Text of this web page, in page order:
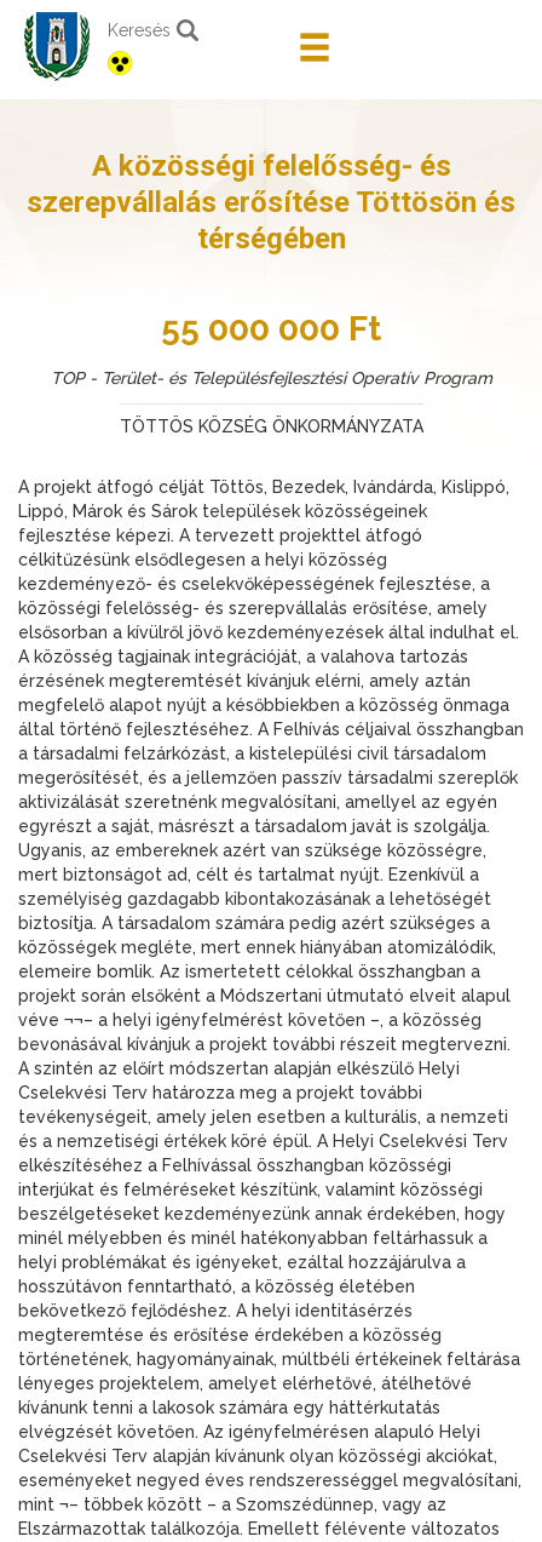
Keresés
A közösségi felelősség- és
szerepvállalás erősítése Töttösön és
térségében
55 000 000 Ft
TOP - Terület- és Településfejlesztési Operatív Program
TÖTTÖS KÖZSÉG ÖNKORMÁNYZATA
A projekt átfogó célját Töttös, Bezedek, Ivándárda, Kislippó,
Lippó, Márok és Sárok települések közösségeinek
fejlesztése képezi. A tervezett projekttel átfogó
célkitűzésünk elsődlegesen a helyi közösség
kezdeményező- és cselekvőképességének fejlesztése, a
közösségi felelősség- és szerepvállalás erősítése, amely
elsősorban a kívülről jövő kezdeményezések által indulhat el.
A közösség tagjainak integrációját, a valahova tartozás
érzésének megteremtését kívánjuk elérni, amely aztán
megfelelő alapot nyújt a későbbiekben a közösség önmaga
által történő fejlesztéséhez. A Felhívás céljaival összhangban
a társadalmi felzárkózást, a kistelepülési civil társadalom
megerősítését, és a jellemzően passzív társadalmi szereplők
aktivizálását szeretnénk megvalósítani, amellyel az egyén
egyrészt a saját, másrészt a társadalom javát is szolgálja.
Ugyanis, az embereknek azért van szüksége közösségre,
mert biztonságot ad, célt és tartalmat nyújt. Ezenkívül a
személyiség gazdagabb kibontakozásának a lehetőségét
biztosítja. A társadalom számára pedig azért szükséges a
közösségek megléte, mert ennek hiányában atomizálódik,
elemeire bomlik. Az ismertetett célokkal összhangban a
projekt során elsőként a Módszertani útmutató elveit alapul
véve ¬¬– a helyi igényfelmérést követően –, a közösség
bevonásával kívánjuk a projekt további részeit megtervezni.
A szintén az előírt módszertan alapján elkészülő Helyi
Cselekvési Terv határozza meg a projekt további
tevékenységeit, amely jelen esetben a kulturális, a nemzeti
és a nemzetiségi értékek köré épül. A Helyi Cselekvési Terv
elkészítéséhez a Felhívással összhangban közösségi
interjúkat és felméréseket készítünk, valamint közösségi
beszélgetéseket kezdeményezünk annak érdekében, hogy
minél mélyebben és minél hatékonyabban feltárhassuk a
helyi problémákat és igényeket, ezáltal hozzájárulva a
hosszútávon fenntartható, a közösség életében
bekövetkező fejlődéshez. A helyi identitásérzés
megteremtése és erősítése érdekében a közösség
történetének, hagyományainak, múltbéli értékeinek feltárása
lényeges projektelem, amelyet elérhetővé, átélhetővé
kívánunk tenni a lakosok számára egy háttérkutatás
elvégzését követően. Az igényfelmérésen alapuló Helyi
Cselekvési Terv alapján kívánunk olyan közösségi akciókat,
eseményeket negyed éves rendszerességgel megvalósítani,
mint ¬– többek között – a Szomszédünnep, vagy az
Elszármazottak találkozója. Emellett félévente változatos